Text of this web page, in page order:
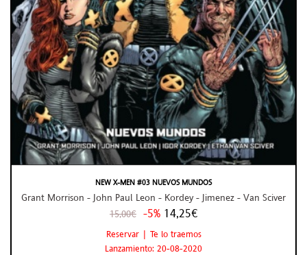
NEW X-MEN #03 NUEVOS MUNDOS
Grant Morrison - John Paul Leon - Kordey - Jimenez - Van Sciver
15,00€ -5% 14,25€
Reservar | Te lo traemos
Lanzamiento: 20-08-2020